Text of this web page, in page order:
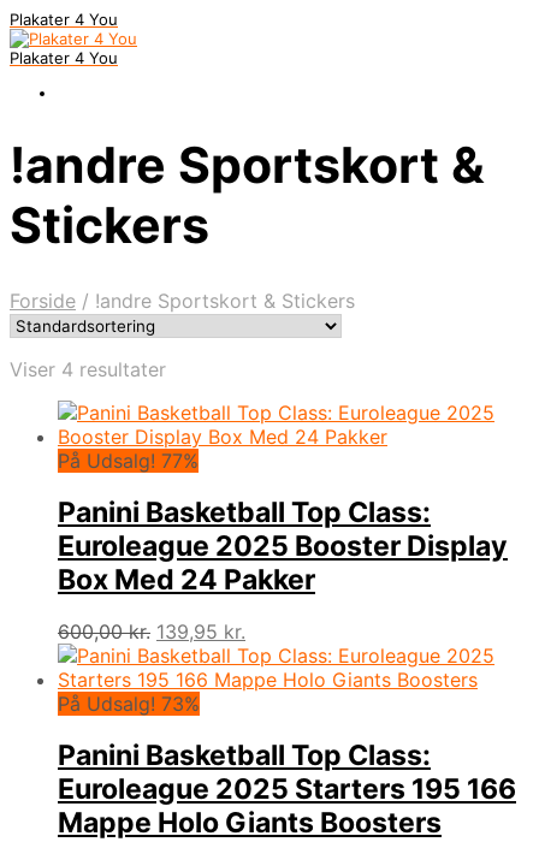
Plakater 4 You
Plakater 4 You
!andre Sportskort &
Stickers
Forside / !andre Sportskort & Stickers
Viser 4 resultater
På Udsalg! 77%
Panini Basketball Top Class:
Euroleague 2025 Booster Display
Box Med 24 Pakker
600,00kr. Den
oprindelige
pris
var:
139,95 kr.
aktuelle
pris
På Udsalg! 73%
Panini Basketball Top Class:
Euroleague 2025 Starters 195 166
Mappe Holo Giants Boosters